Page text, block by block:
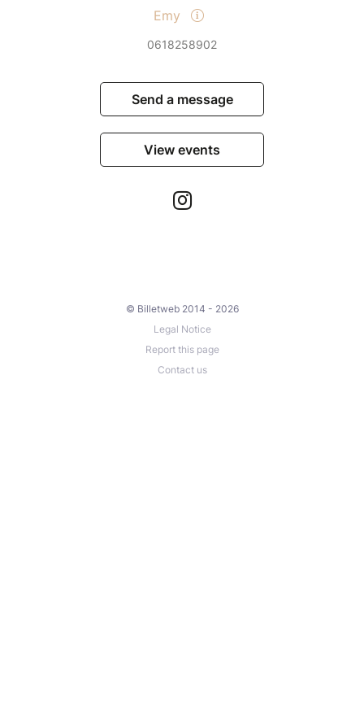
Emy
0618258902
Send a message
View events
© Billetweb 2014 - 2026
Legal Notice
Report this page
Contact us